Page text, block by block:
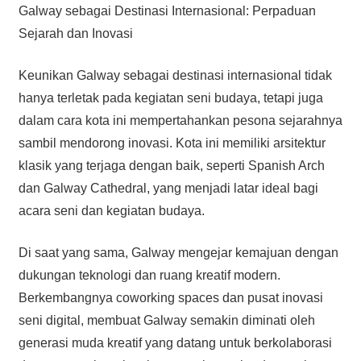
Galway sebagai Destinasi Internasional: Perpaduan
Sejarah dan Inovasi
Keunikan Galway sebagai destinasi internasional tidak
hanya terletak pada kegiatan seni budaya, tetapi juga
dalam cara kota ini mempertahankan pesona sejarahnya
sambil mendorong inovasi. Kota ini memiliki arsitektur
klasik yang terjaga dengan baik, seperti Spanish Arch
dan Galway Cathedral, yang menjadi latar ideal bagi
acara seni dan kegiatan budaya.
Di saat yang sama, Galway mengejar kemajuan dengan
dukungan teknologi dan ruang kreatif modern.
Berkembangnya coworking spaces dan pusat inovasi
seni digital, membuat Galway semakin diminati oleh
generasi muda kreatif yang datang untuk berkolaborasi